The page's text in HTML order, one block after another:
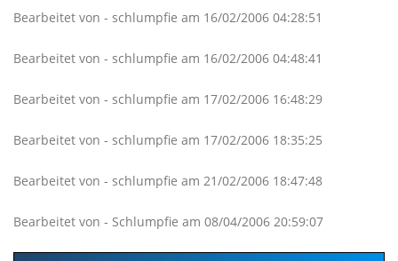
Bearbeitet von - schlumpfie am 16/02/2006 04:28:51
Bearbeitet von - schlumpfie am 16/02/2006 04:48:41
Bearbeitet von - schlumpfie am 17/02/2006 16:48:29
Bearbeitet von - schlumpfie am 17/02/2006 18:35:25
Bearbeitet von - schlumpfie am 21/02/2006 18:47:48
Bearbeitet von - Schlumpfie am 08/04/2006 20:59:07